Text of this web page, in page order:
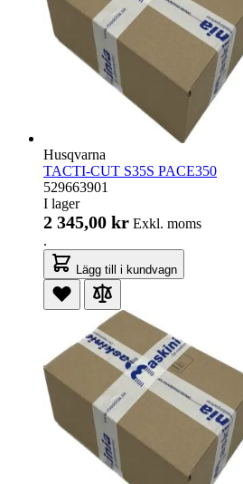
Husqvarna
TACTI-CUT S35S PACE350
529663901
I lager
2 345,00 kr Exkl. moms
.
Lägg till i kundvagn